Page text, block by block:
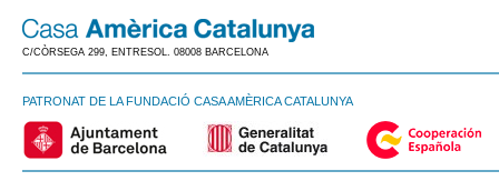
C/CÒRSEGA 299, ENTRESOL. 08008 BARCELONA
PATRONAT DE LA FUNDACIÓ CASA AMÈRICA CATALUNYA